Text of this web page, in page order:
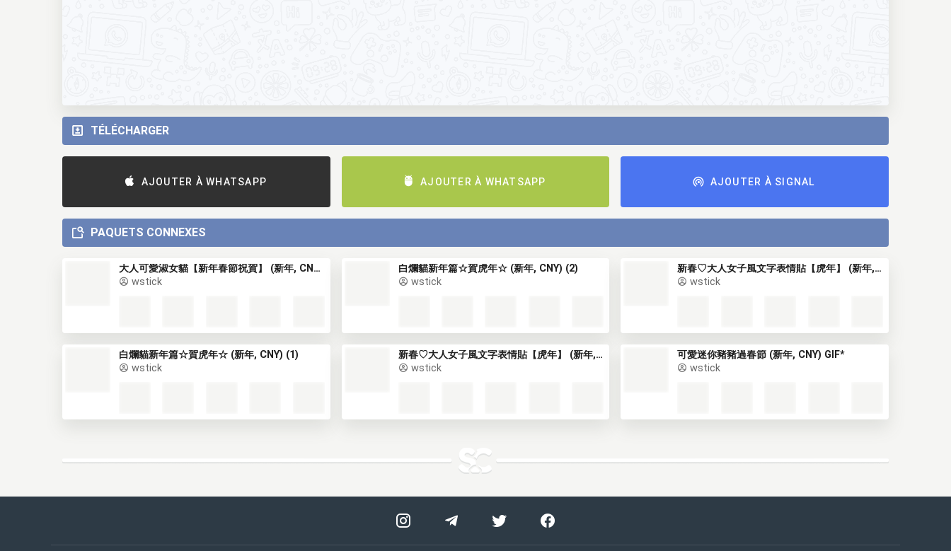
TÉLÉCHARGER
AJOUTER À WHATSAPP AJOUTER À WHATSAPP AJOUTER À SIGNAL
PAQUETS CONNEXES
大人可愛淑女貓【新年春節祝賀】 (新年, CNY) (1)
wstick
白爛貓新年篇☆賀虎年☆ (新年, CNY) (2)
wstick
新春♡大人女子風文字表情貼【虎年】 (新年, CNY) (2)
wstick
白爛貓新年篇☆賀虎年☆ (新年, CNY) (1)
wstick
新春♡大人女子風文字表情貼【虎年】 (新年, CNY) (1)
wstick
可愛迷你豬豬過春節 (新年, CNY) GIF*
wstick